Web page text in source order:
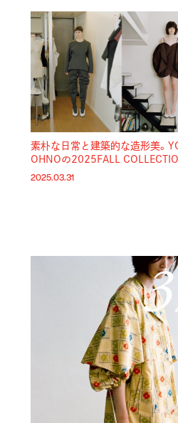
素朴な日常と建築的な造形美。
OHNOの2025FALL
2025.03.31